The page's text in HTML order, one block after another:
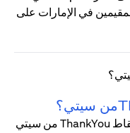
في الإمارات على
ما المقصود بنقاط سيتي ThankYou؟ نقاط ThankYou من سيتي